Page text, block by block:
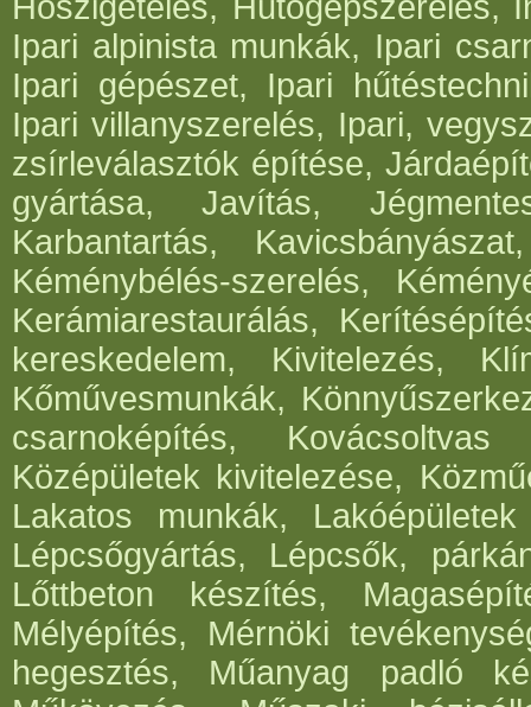
Ipari alpinista munkák, Ipari
Ipari gépészet, Ipari
Ipari villanyszerelés, Ipari,
zsírleválasztók építése,
gyártása, Javítás,
Karbantartás,
Kéménybélés-szerelés,
Kerámiarestaurálás,
kereskedelem, Kivitelezés,
Kőművesmunkák,
csarnoképítés,
Középületek kivitelezése,
Lakatos munkák,
Lépcsőgyártás, Lépcsők,
Lőttbeton készítés,
Mélyépítés, Mérnöki
hegesztés, Műanyag padló